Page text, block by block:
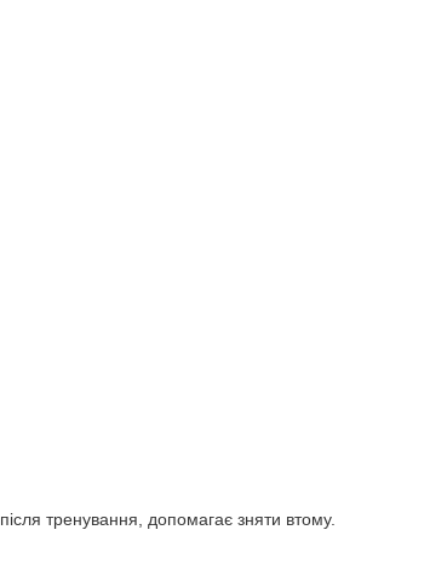
після тренування, допомагає зняти втому.